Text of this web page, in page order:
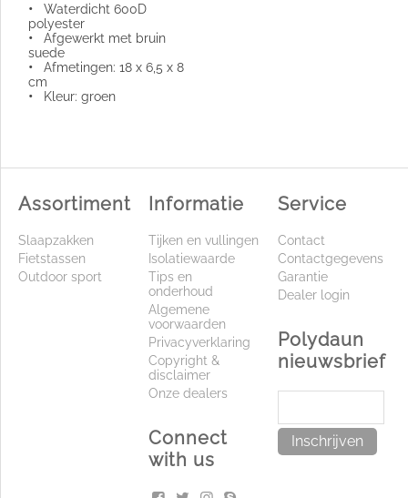
• Waterdicht 600D
polyester
• Afgewerkt met bruin
suede
• Afmetingen: 18 x 6,5 x 8
cm
• Kleur: groen
Assortiment
Slaapzakken
Fietstassen
Outdoor sport
Informatie
Tijken en vullingen
Isolatiewaarde
Tips en
onderhoud
Algemene
voorwaarden
Privacyverklaring
Copyright &
disclaimer
Onze dealers
Connect
with us
Service
Contact
Contactgegevens
Garantie
Dealer login
Polydaun
nieuwsbrief
Inschrijven